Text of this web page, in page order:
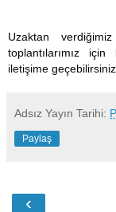
Uzaktan
toplantılarımız
iletişime geçebilirsiniz.
Adsız Yayın Tarihi:
Paylaş
‹